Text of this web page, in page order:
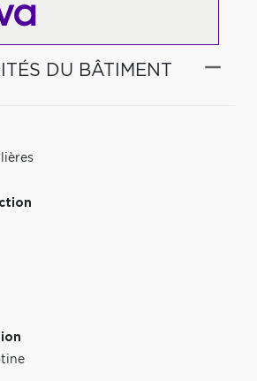
DU BÂTIMENT